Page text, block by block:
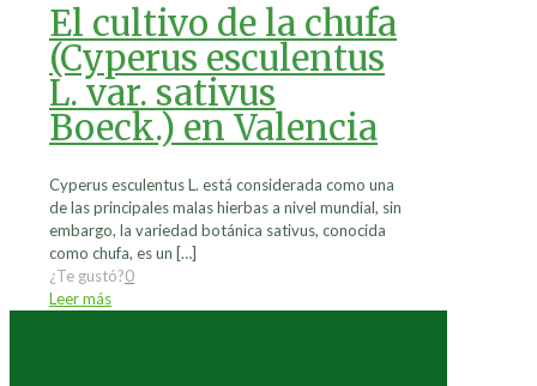
El cultivo de la chufa
(Cyperus esculentus
L. var. sativus
Boeck.) en Valencia
Cyperus esculentus L. está considerada como una
de las principales malas hierbas a nivel mundial, sin
embargo, la variedad botánica sativus, conocida
como chufa, es un […]
¿Te gustó?0
Leer más